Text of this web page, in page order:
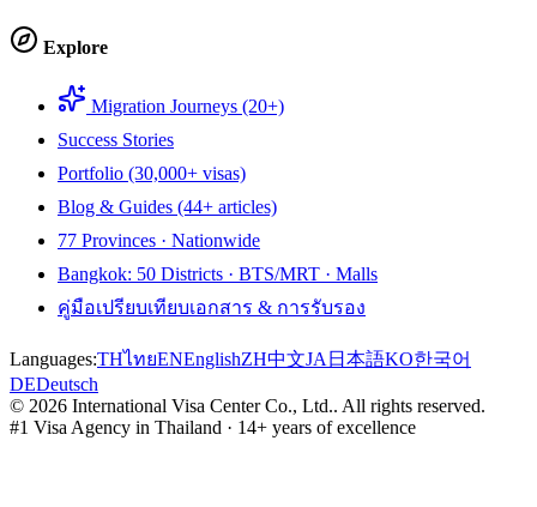
Explore
Migration Journeys (20+)
Success Stories
Portfolio (30,000+ visas)
Blog & Guides (44+ articles)
77 Provinces · Nationwide
Bangkok: 50 Districts · BTS/MRT · Malls
คู่มือเปรียบเทียบเอกสาร & การรับรอง
Languages:THไทยENEnglishZH中文JA 日本語KO한국어
DEDeutsch
© 2026 International Visa Center Co., Ltd.. All rights reserved.
#1 Visa Agency in Thailand · 14+ years of excellence